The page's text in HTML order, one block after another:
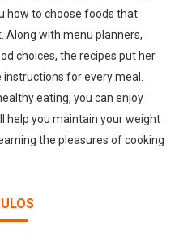
how to choose foods that
Along with menu planners,
choices, the recipes put her
for every meal.
eating, you can enjoy
help you maintain your weight
the pleasures of cooking